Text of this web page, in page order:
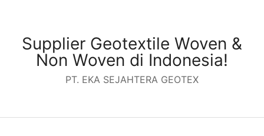
contentSupplier Geotextile Woven &
Non Woven di Indonesia!
PT. EKA SEJAHTERA GEOTEX